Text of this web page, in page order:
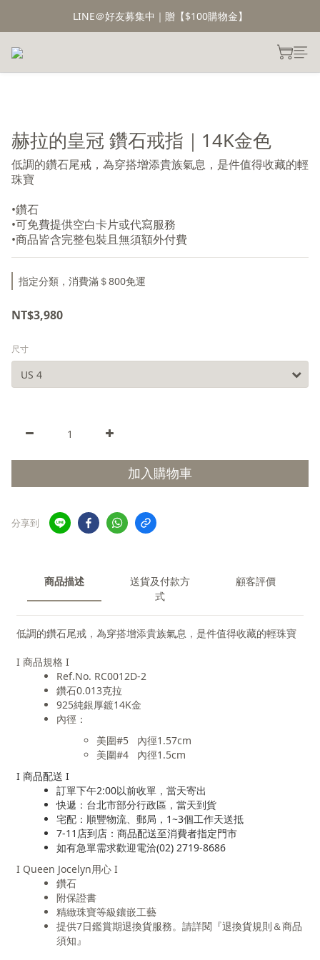
LINE＠好友募集中｜贈【$100購物金】
赫拉的皇冠 鑽石戒指｜14K金色
低調的鑽石尾戒，為穿搭增添貴族氣息，是件值得收藏的輕
珠寶
•鑽石
•可免費提供空白卡片或代寫服務
•商品皆含完整包裝且無須額外付費
指定分類，消費滿＄800免運
NT$3,980
尺寸
加入購物車
分享到
商品描述
送貨及付款方
式
顧客評價
低調的鑽石尾戒，為穿搭增添貴族氣息，是件值得收藏的輕珠寶
I 商品規格 I
Ref.No. RC0012D-2
鑽石0.013克拉
925純銀厚鍍14K金
內徑：
美圍#5 內徑1.57cm
美圍#4 內徑1.5cm
I 商品配送 I
訂單下午2:00以前收單，當天寄出
快遞：台北市部分行政區，當天到貨
宅配：順豐物流、郵局，1~3個工作天送抵
7-11店到店：商品配送至消費者指定門市
如有急單需求歡迎電洽(02) 2719-8686
I Queen Jocelyn用心 I
鑽石
附保證書
精緻珠寶等級鑲嵌工藝
提供7日鑑賞期退換貨服務。請詳閱『退換貨規則＆商品
須知』